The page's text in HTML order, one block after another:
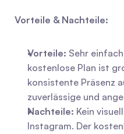
Vorteile & Nachteile:
Vorteile: Sehr
kostenlose Plan ist
konsistente Präsenz
zuverlässige und
Nachteile: Kein
Instagram. Der